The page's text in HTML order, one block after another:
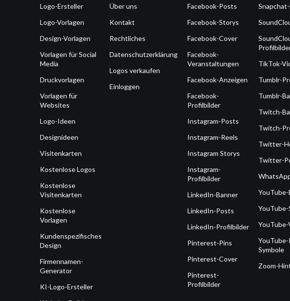
Logo-Ersteller
Logo-Vorlagen
Design-Vorlagen
Vorlagen für Social
Media
Druckvorlagen
Vorlagen für
Websites
Logo-Ideen
Designideen
Visitenkarten
Kostenlose Logos
Kostenlose
Visitenkarten
Kostenlose
Vorlagen
Kundenspezifisches
Design
Firmennamen-
Generator
KI-Logo-Ersteller
Über uns
Kontakt
Rechtliches
Datenschutzerklärung
Logos verkaufen
Einloggen
Facebook-Posts
Facebook-Storys
Facebook-Cover
Facebook-
Veranstaltungen
Facebook-Anzeigen
Facebook-
Profilbilder
Instagram-Posts
Instagram-Reels
Instagram Storys
Instagram-
Profilbilder
LinkedIn-Banner
LinkedIn-Posts
LinkedIn-Profilbilder
Pinterest-Pins
Pinterest-Cover
Pinterest-
Profilbilder
TikTok-
Tumblr-
Tumblr-
Twitch-
Twitch-
Twitter-
Twitter-
YouTube-
YouTube-
Symbole
Zoom-